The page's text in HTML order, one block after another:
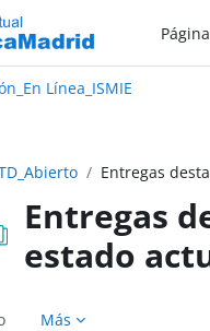
Línea_ISMIE
Línea_ISMIE
Entregas
Entregas
estado
Más